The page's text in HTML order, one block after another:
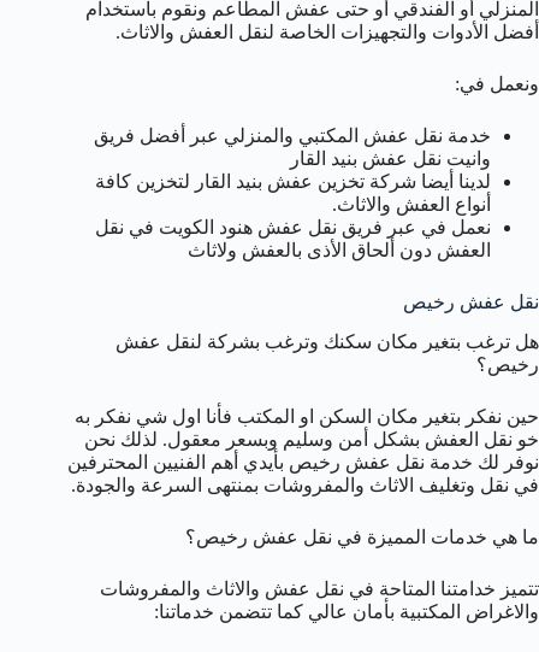
المنزلي أو الفندقي أو حتى عفش المطاعم ونقوم باستخدام
أفضل الأدوات والتجهيزات الخاصة لنقل العفش والاثاث.
ونعمل في:
خدمة نقل عفش المكتبي والمنزلي عبر أفضل فريق
وانيت نقل عفش بنيد القار
لدينا أيضا شركة تخزين عفش بنيد القار لتخزين كافة
أنواع العفش والاثاث.
نعمل في عبر فريق نقل عفش هنود الكويت في نقل
العفش دون ألحاق الأذى بالعفش ولاثاث
نقل عفش رخيص
هل ترغب بتغير مكان سكنك وترغب بشركة لنقل عفش
رخيص؟
حين نفكر بتغير مكان السكن او المكتب فأنا اول شي نفكر به
خو نقل العفش بشكل أمن وسليم وبسعر معقول. لذلك نحن
نوفر لك خدمة نقل عفش رخيص بأيدي أهم الفنيين المحترفين
في نقل وتغليف الاثاث والمفروشات بمنتهى السرعة والجودة.
ما هي خدمات المميزة في نقل عفش رخيص؟
تتميز خدامتنا المتاحة في نقل عفش والاثاث والمفروشات
والاغراض المكتبية بأمان عالي كما تتضمن خدماتنا: